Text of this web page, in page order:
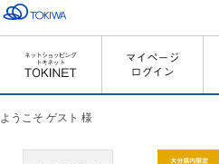
ようこそ ゲスト 様